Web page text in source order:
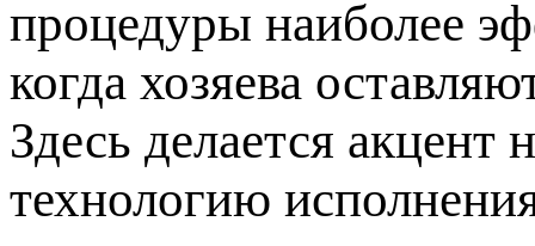
процедуры наиболее
когда хозяева
Здесь делается акцент
технологию